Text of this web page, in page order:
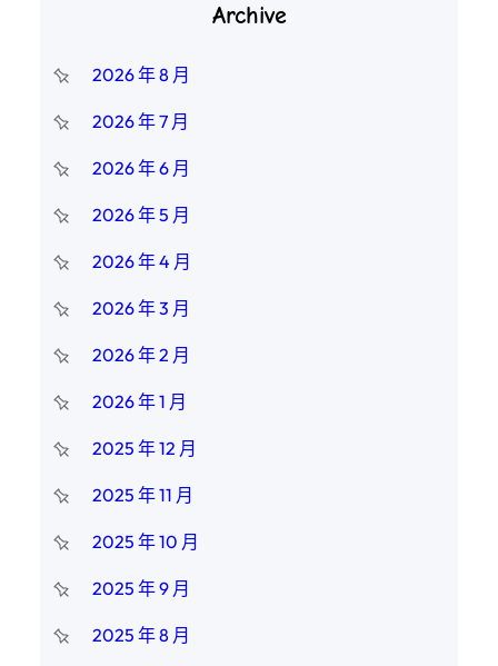
Archive
2026 年 8 月
2026 年 7 月
2026 年 6 月
2026 年 5 月
2026 年 4 月
2026 年 3 月
2026 年 2 月
2026 年 1 月
2025 年 12 月
2025 年 11 月
2025 年 10 月
2025 年 9 月
2025 年 8 月